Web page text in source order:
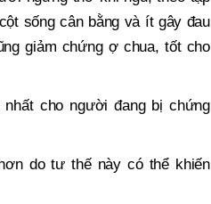
sống cân bằng và ít gây đau
giảm chứng ợ chua, tốt cho
cho người đang bị chứng
do tư thế này có thể khiến